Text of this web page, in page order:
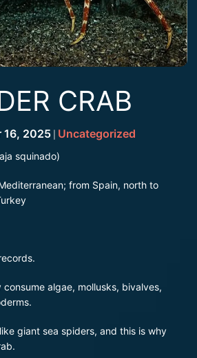
CRAB
16, 2025 Uncategorized
squinado)
from Spain, north to
consume algae, mollusks, bivalves,
giant sea spiders, and this is why